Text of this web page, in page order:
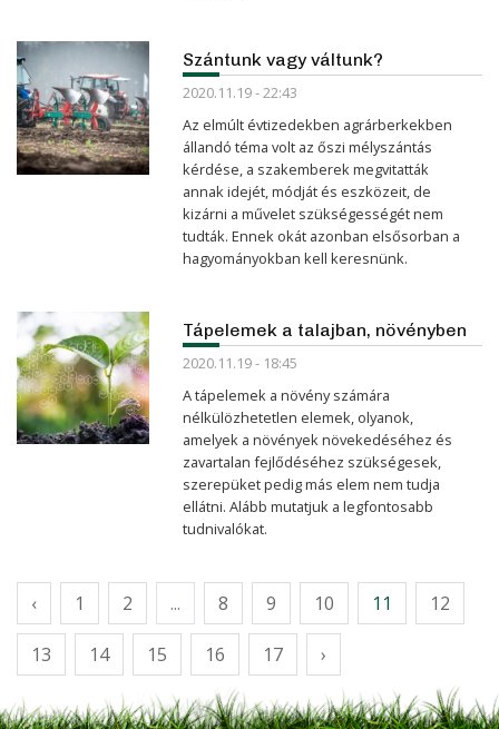
Szántunk vagy váltunk?
2020.11.19 - 22:43
Az elmúlt évtizedekben agrárberkekben
állandó téma volt az őszi mélyszántás
kérdése, a szakemberek megvitatták
annak idejét, módját és eszközeit, de
kizárni a művelet szükségességét nem
tudták. Ennek okát azonban elsősorban a
hagyományokban kell keresnünk.
Tápelemek a talajban, növényben
2020.11.19 - 18:45
A tápelemek a növény számára
nélkülözhetetlen elemek, olyanok,
amelyek a növények növekedéséhez és
zavartalan fejlődéséhez szükségesek,
szerepüket pedig más elem nem tudja
ellátni. Alább mutatjuk a legfontosabb
tudnivalókat.
‹ 1 2 ... 8 9 10 11 12
13 14 15 16 17 ›